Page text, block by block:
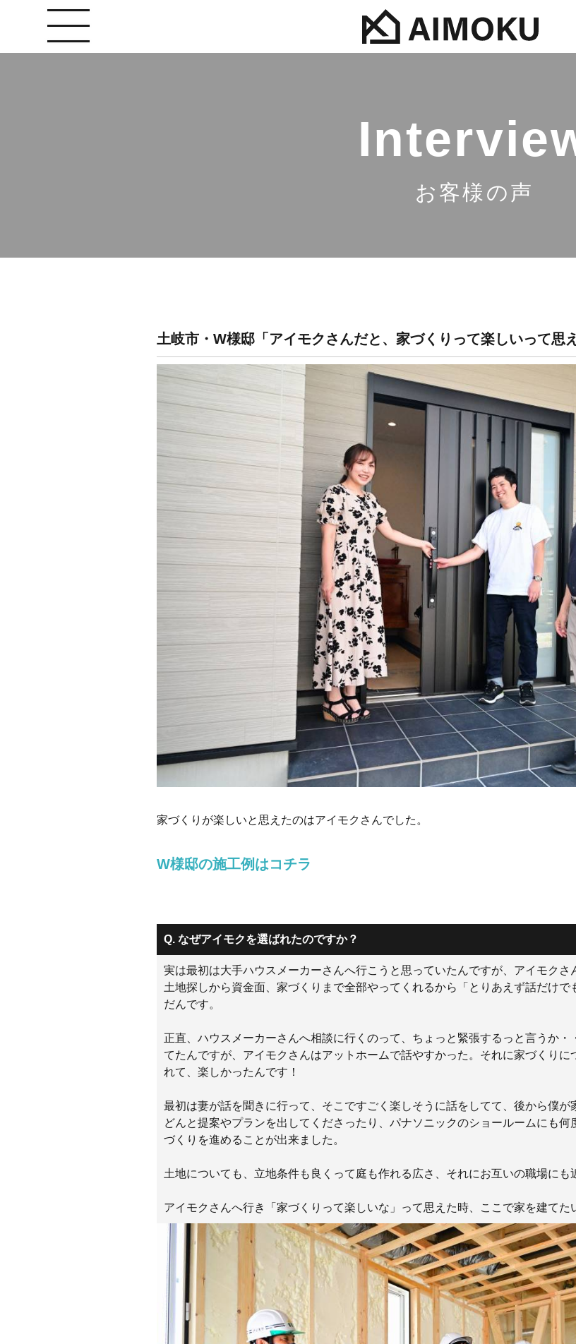
お客様の声
土岐市・W様邸「アイモクさんだと、家づくりって楽しいって思え
家づくりが楽しいと思えたのはアイモクさんでした。
W様邸の施工例はコチラ
Q. なぜアイモクを選ばれたのですか？
実は最初は大手ハウスメーカーさんへ行こうと思っていたんですが、アイモクさ
土地探しから資金面、家づくりまで全部やってくれるから「とりあえず話だけ
だんです。
正直、ハウスメーカーさんへ相談に行くのって、ちょっと緊張するっと言うか
てたんですが、アイモクさんはアットホームで話やすかった。それに家づくりに
れて、楽しかったんです！
最初は妻が話を聞きに行って、そこですごく楽しそうに話をしてて、後から僕
どんと提案やプランを出してくださったり、パナソニックのショールームにも
づくりを進めることが出来ました。
土地についても、立地条件も良くって庭も作れる広さ、それにお互いの職場にも
アイモクさんへ行き「家づくりって楽しいな」って思えた時、ここで家を建てた